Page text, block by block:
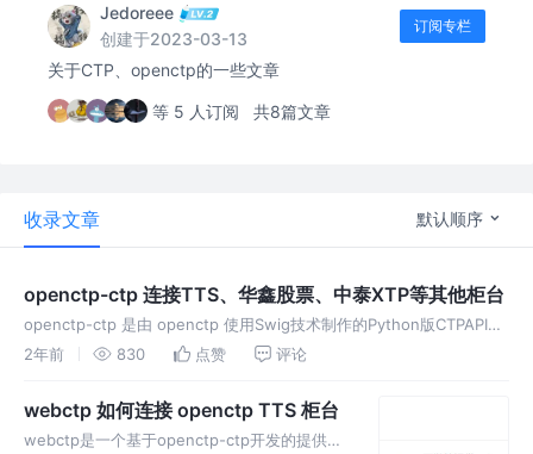
Jedoreee
创建于2023-03-13
订阅专栏
关于CTP、openctp的一些文章
等 5 人订阅 共8篇文章
收录文章 默认顺序
openctp-ctp 连接TTS、华鑫股票、中泰XTP等其他柜台
openctp-ctp 是由 openctp 使用Swig技术制作的Python版CTPAPI。
简化了对接CTPAPI的过程，节省精力，快速上手 🚀 但 openctp-ctp
2年前 830 点赞 评论
webctp 如何连接 openctp TTS 柜台
webctp是一个基于openctp-ctp开发的提供